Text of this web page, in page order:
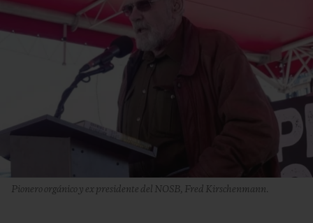
Pionero orgánico y ex presidente del NOSB, Fred Kirschenmann.